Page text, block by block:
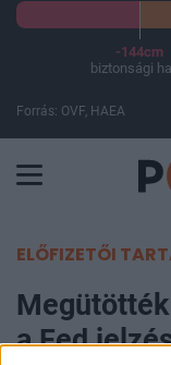
-144cm
biztonsági
Forrás: OVF, HAEA
ELŐFIZETŐI
a Fed